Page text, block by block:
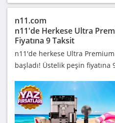
n11.com
n11'de Herkese Ultra
Fiyatına 9 Taksit
n11'de herkese Ultra
başladı! Üstelik peşin fiyatına